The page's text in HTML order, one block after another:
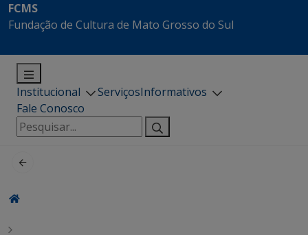
FCMS
Fundação de Cultura de Mato Grosso do Sul
Institucional ServiçosInformativos
Fale Conosco
Pesquisar
por: